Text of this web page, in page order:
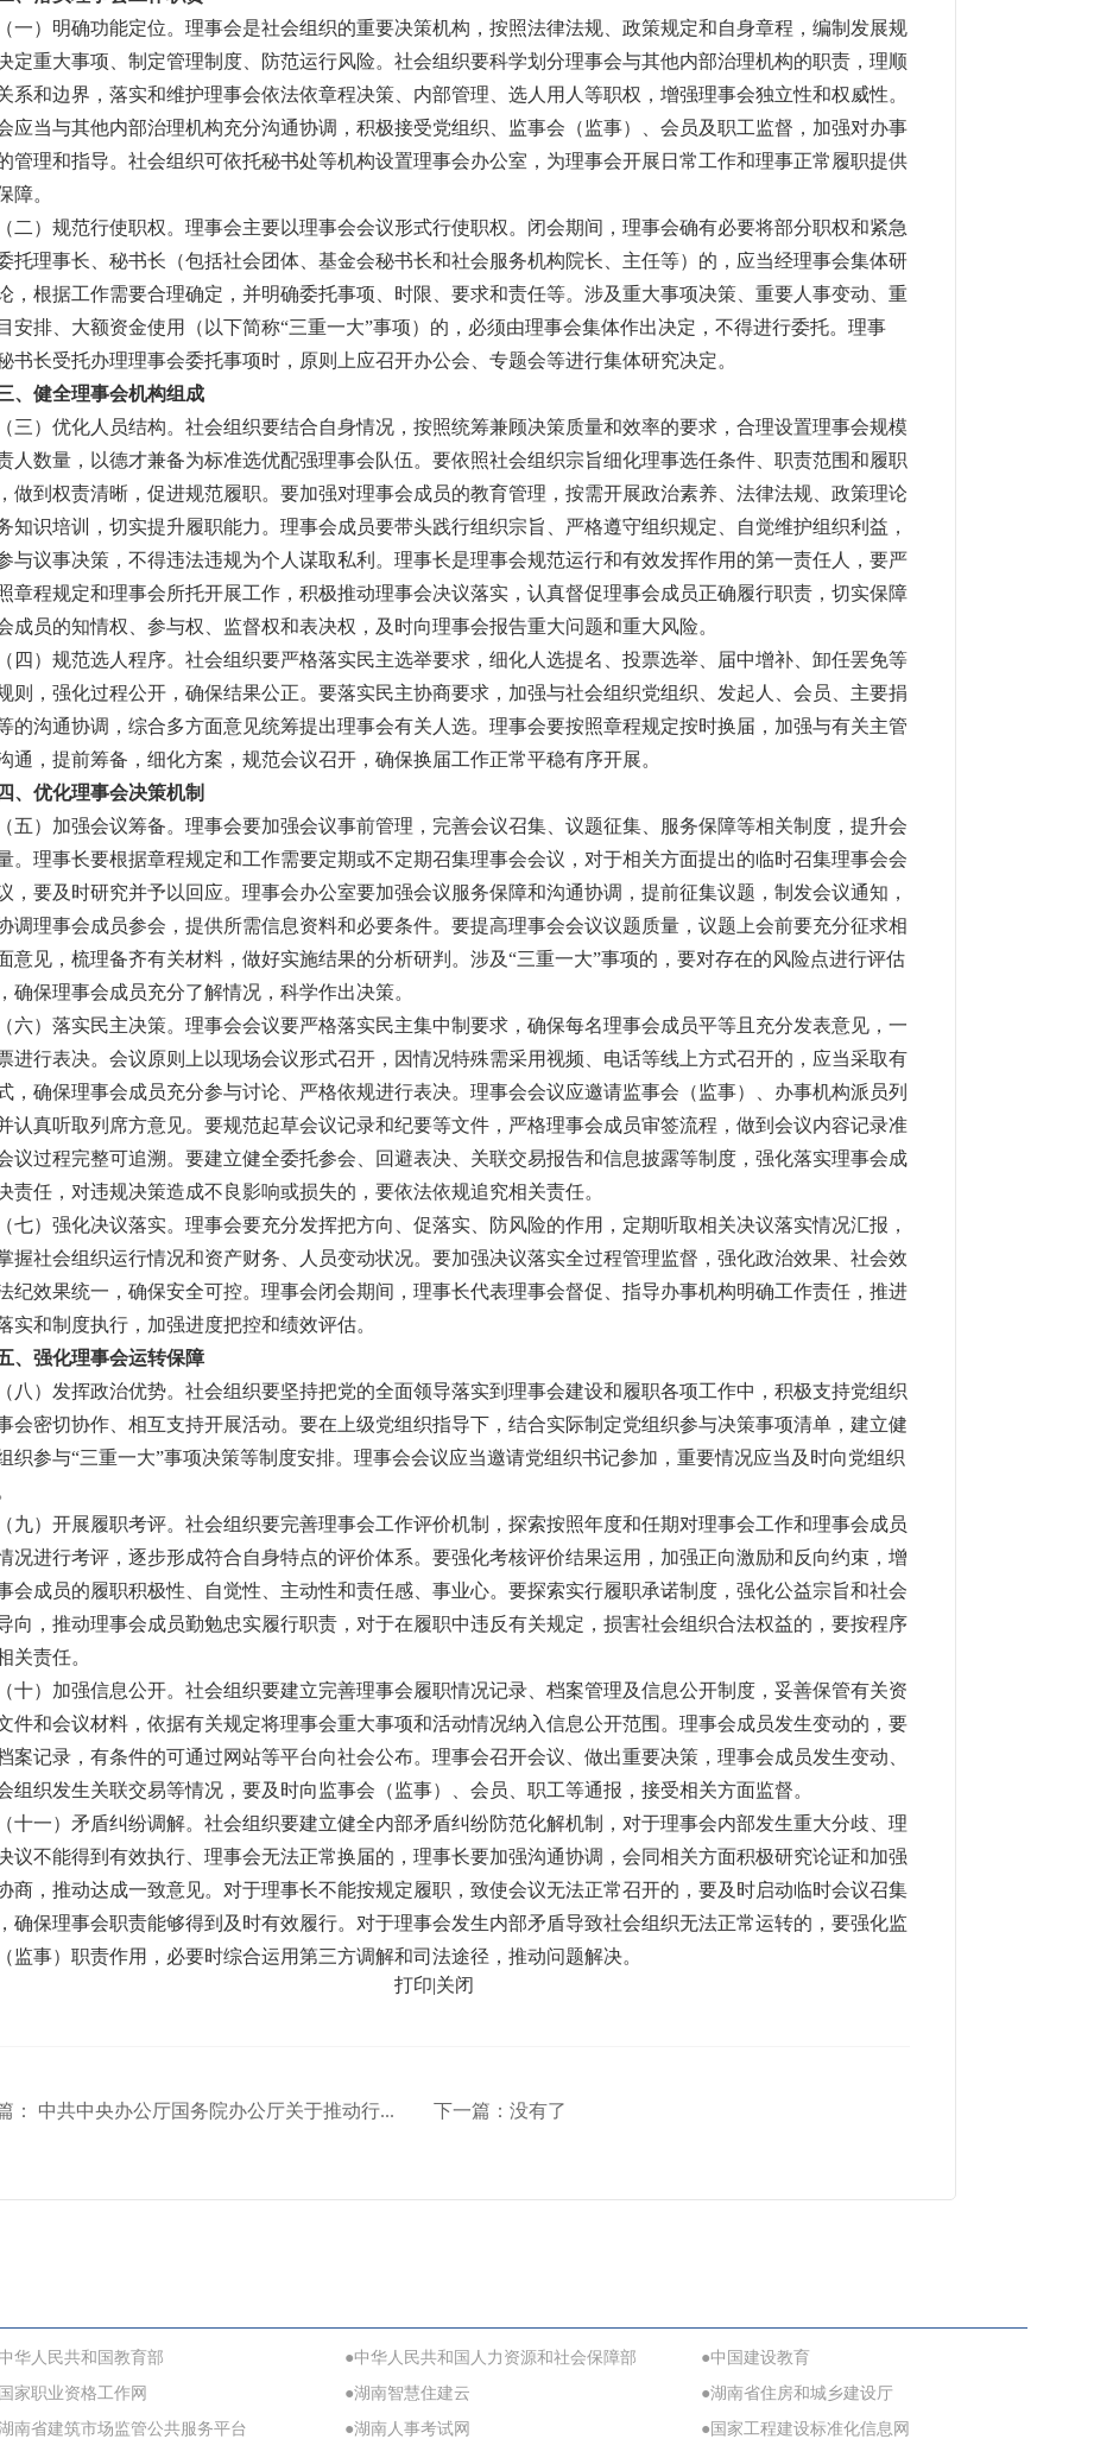
（一）明确功能定位。 理事会是社会组织的重要决策机构，按照法律法规、政策规定和自身章程，编制发展规
定重大事项、制定管理制度、防范运行风险。社会组织要科学划分理事会与其他内部治理机构的职责，理顺
系和边界，落实和维护理事会依法依章程决策、内部管理、选人用人等职权，增强理事会独立性和权威性。
应当与其他内部治理机构充分沟通协调，积极接受党组织、监事会（监事）、会员及职工监督，加强对办事
管理和指导。社会组织可依托秘书处等机构设置理事会办公室，为理事会开展日常工作和理事正常履职提供
障。
（二）规范行使职权。 理事会主要以理事会会议形式行使职权。闭会期间，理事会确有必要将部分职权和紧急
托理事长、秘书长（包括社会团体、基金会秘书长和社会服务机构院长、主任等）的，应当经理事会集体研
，根据工作需要合理确定，并明确委托事项、时限、要求和责任等。涉及重大事项决策、重要人事变动、重
安排、大额资金使用（以下简称“三重一大”事项）的，必须由理事会集体作出决定，不得进行委托。理事
书长受托办理理事会委托事项时，原则上应召开办公会、专题会等进行集体研究决定。
、健全理事会机构组成
（三）优化人员结构。 社会组织要结合自身情况，按照统筹兼顾决策质量和效率的要求，合理设置理事会规模
人数量，以德才兼备为标准选优配强理事会队伍。要依照社会组织宗旨细化理事选任条件、职责范围和履职
做到权责清晰，促进规范履职。要加强对理事会成员的教育管理，按需开展政治素养、法律法规、政策理论
知识培训，切实提升履职能力。理事会成员要带头践行组织宗旨、严格遵守组织规定、自觉维护组织利益，
与议事决策，不得违法违规为个人谋取私利。理事长是理事会规范运行和有效发挥作用的第一责任人，要严
章程规定和理事会所托开展工作，积极推动理事会决议落实，认真督促理事会成员正确履行职责，切实保障
成员的知情权、参与权、监督权和表决权，及时向理事会报告重大问题和重大风险。
（四）规范选人程序。 社会组织要严格落实民主选举要求，细化人选提名、投票选举、届中增补、卸任罢免等
则，强化过程公开，确保结果公正。要落实民主协商要求，加强与社会组织党组织、发起人、会员、主要捐
的沟通协调，综合多方面意见统筹提出理事会有关人选。理事会要按照章程规定按时换届，加强与有关主管
通，提前筹备，细化方案，规范会议召开，确保换届工作正常平稳有序开展。
四、优化理事会决策机制
（五）加强会议筹备。 理事会要加强会议事前管理，完善会议召集、议题征集、服务保障等相关制度，提升会
。理事长要根据章程规定和工作需要定期或不定期召集理事会会议，对于相关方面提出的临时召集理事会会
，要及时研究并予以回应。理事会办公室要加强会议服务保障和沟通协调，提前征集议题，制发会议通知，
调理事会成员参会，提供所需信息资料和必要条件。要提高理事会会议议题质量，议题上会前要充分征求相
意见，梳理备齐有关材料，做好实施结果的分析研判。涉及“三重一大”事项的，要对存在的风险点进行评估
确保理事会成员充分了解情况，科学作出决策。
（六）落实民主决策。 理事会会议要严格落实民主集中制要求，确保每名理事会成员平等且充分发表意见，一
进行表决。会议原则上以现场会议形式召开，因情况特殊需采用视频、电话等线上方式召开的，应当采取有
，确保理事会成员充分参与讨论、严格依规进行表决。理事会会议应邀请监事会（监事）、办事机构派员列
认真听取列席方意见。要规范起草会议记录和纪要等文件，严格理事会成员审签流程，做到会议内容记录准
议过程完整可追溯。要建立健全委托参会、回避表决、关联交易报告和信息披露等制度，强化落实理事会成
责任，对违规决策造成不良影响或损失的，要依法依规追究相关责任。
（七）强化决议落实。 理事会要充分发挥把方向、促落实、防风险的作用，定期听取相关决议落实情况汇报，
握社会组织运行情况和资产财务、人员变动状况。要加强决议落实全过程管理监督，强化政治效果、社会效
纪效果统一，确保安全可控。理事会闭会期间，理事长代表理事会督促、指导办事机构明确工作责任，推进
实和制度执行，加强进度把控和绩效评估。
、强化理事会运转保障
（八）发挥政治优势。 社会组织要坚持把党的全面领导落实到理事会建设和履职各项工作中，积极支持党组织
会密切协作、相互支持开展活动。要在上级党组织指导下，结合实际制定党组织参与决策事项清单，建立健
织参与“三重一大”事项决策等制度安排。理事会会议应当邀请党组织书记参加，重要情况应当及时向党组织
（九）开展履职考评。 社会组织要完善理事会工作评价机制，探索按照年度和任期对理事会工作和理事会成员
况进行考评，逐步形成符合自身特点的评价体系。要强化考核评价结果运用，加强正向激励和反向约束，增
会成员的履职积极性、自觉性、主动性和责任感、事业心。要探索实行履职承诺制度，强化公益宗旨和社会
向，推动理事会成员勤勉忠实履行职责，对于在履职中违反有关规定，损害社会组织合法权益的，要按程序
关责任。
（十）加强信息公开。 社会组织要建立完善理事会履职情况记录、档案管理及信息公开制度，妥善保管有关资
件和会议材料，依据有关规定将理事会重大事项和活动情况纳入信息公开范围。理事会成员发生变动的，要
案记录，有条件的可通过网站等平台向社会公布。理事会召开会议、做出重要决策，理事会成员发生变动、
组织发生关联交易等情况，要及时向监事会（监事）、会员、职工等通报，接受相关方面监督。
（十一）矛盾纠纷调解。 社会组织要建立健全内部矛盾纠纷防范化解机制，对于理事会内部发生重大分歧、理
议不能得到有效执行、理事会无法正常换届的，理事长要加强沟通协调，会同相关方面积极研究论证和加强
商，推动达成一致意见。对于理事长不能按规定履职，致使会议无法正常召开的，要及时启动临时会议召集
确保理事会职责能够得到及时有效履行。对于理事会发生内部矛盾导致社会组织无法正常运转的，要强化监
监事）职责作用，必要时综合运用第三方调解和司法途径，推动问题解决。
打印|关闭
： 中共中央办公厅国务院办公厅关于推动行... 下一篇： 没有了
华人民共和国教育部 ●中华人民共和国人力资源和社会保障部
●中国建设教育
家职业资格工作网 ●湖南智慧住建云
●湖南省住房和城乡建设厅
南省建筑市场监管公共服务平台 ●湖南人事考试网 ●国家工程建设标准化信息网